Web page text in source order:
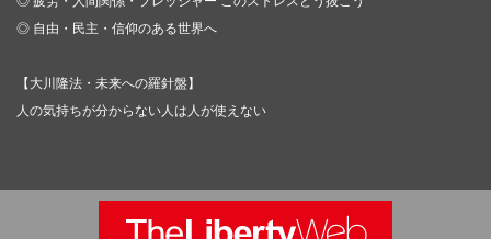
◎ 自由・民主・信仰のある世界へ
【大川隆法・未来への羅針盤】
人の気持ちが分からない人は人が使えない